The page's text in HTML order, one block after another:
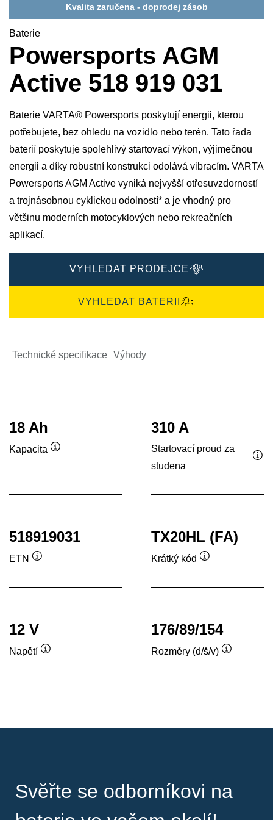
Kvalita zaručena - doprodej zásob
Baterie
Powersports AGM
Active 518 919 031
Baterie VARTA® Powersports poskytují energii, kterou
potřebujete, bez ohledu na vozidlo nebo terén. Tato řada
baterií poskytuje spolehlivý startovací výkon, výjimečnou
energii a díky robustní konstrukci odolává vibracím. VARTA
Powersports AGM Active vyniká nejvyšší otřesuvzdorností
a trojnásobnou cyklickou odolností* a je vhodný pro
většinu moderních motocyklových nebo rekreačních
aplikací.
VYHLEDAT PRODEJCE
VYHLEDAT BATERII
Technické specifikace Výhody
18 Ah
Kapacita
310 A
Startovací proud za
studena
518919031
ETN
TX20HL (FA)
Krátký kód
12 V
Napětí
176/89/154
Rozměry (d/š/v)
Svěřte se odborníkovi na